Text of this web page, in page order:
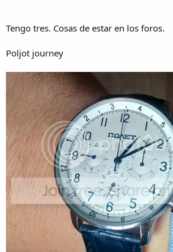
Tengo tres. Cosas de estar en los foros.
Poljot journey